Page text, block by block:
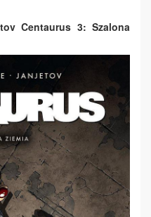
Centaurus 3: Szalona